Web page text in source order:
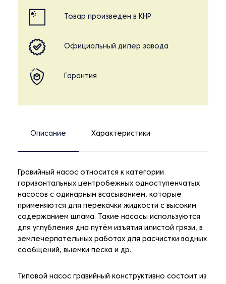
Товар произведен в КНР
Официальный дилер завода
Гарантия
Описание Характеристики
Гравийный насос относится к категории
горизонтальных центробежных одноступенчатых
насосов с одинарным всасыванием, которые
применяются для перекачки жидкости с высоким
содержанием шлама. Такие насосы используются
для углубления дна путём изъятия илистой грязи, в
землечерпательных работах для расчистки водных
сообщений, выемки песка и др.
Типовой насос гравийный конструктивно состоит из